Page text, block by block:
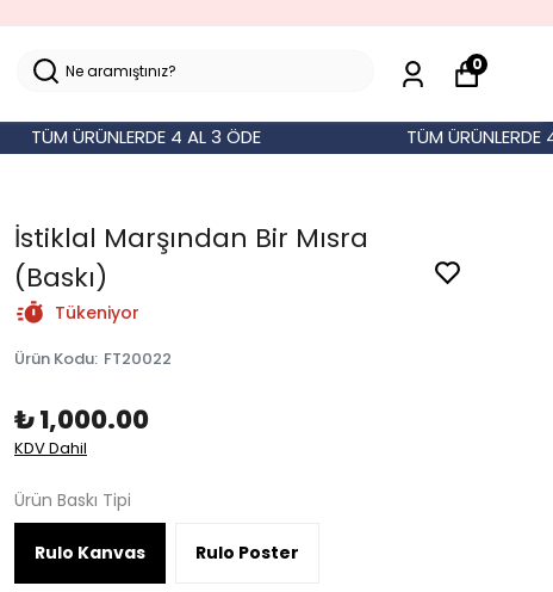
0
TÜM ÜRÜNLERDE 4 AL 3 ÖDE
TÜM ÜRÜNLERDE 4 AL
İstiklal Marşından Bir Mısra
(Baskı)
Tükeniyor
Ürün Kodu: FT20022
₺ 1,000.00
KDV Dahil
Ürün Baskı Tipi
Rulo Kanvas Rulo Poster